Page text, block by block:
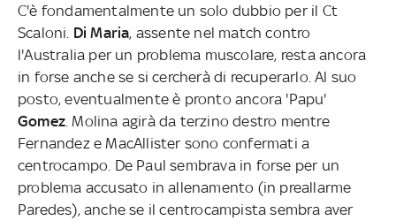
C'è fondamentalmente un solo dubbio per il Ct
Scaloni. Di Maria, assente nel match contro
l'Australia per un problema muscolare, resta ancora
in forse anche se si cercherà di recuperarlo. Al suo
posto, eventualmente è pronto ancora 'Papu'
Gomez . Molina agirà da terzino destro mentre
Fernandez e MacAllister sono confermati a
centrocampo. De Paul sembrava in forse per un
problema accusato in allenamento (in preallarme
Paredes), anche se il centrocampista sembra aver